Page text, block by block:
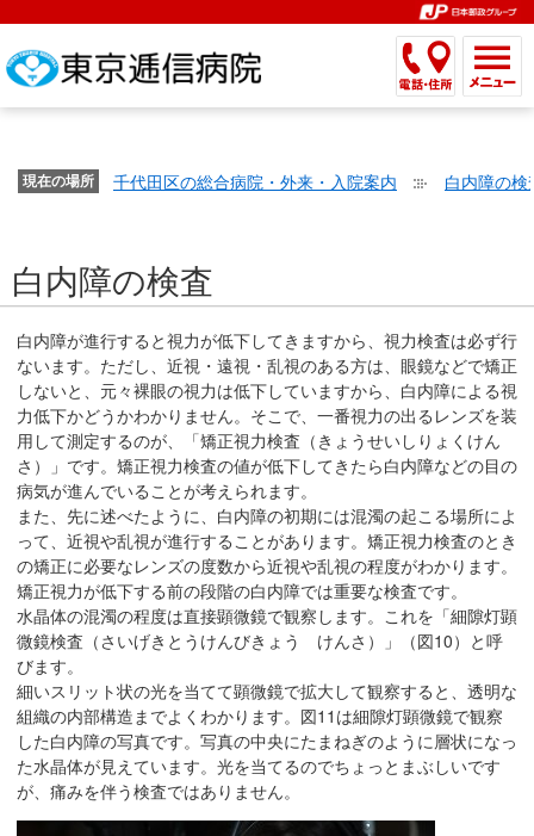
が
で
す。
ー
ジ
内
メ
ー
ヘ
ッ
ダ
ー
メ
ニ
ュ
ー
へ
移
動
し
ま
す
共
通
メ
ニ
ュ
こ
き
さ
定
す。
こ
大
き
設
で
す。
こ
メ
ニ
ー
す。
こ
ま
ッ
メ
ニ
ュ
ー
す。
こ
か
イ
検
索
で
す。
こ
こ
ま
イ
検
索
で
す。
こ
こ
か
通
ュ
ー
で
す。
こ
こ
ま
共
通
ュ
ー
で
す。
現在の場所 千代田区の総合病院・外来・入院案内 白内障の検
こ
か
ら
本
で
す。
白内障の検査
白内障が進行すると視力が低下してきますから、視力検査は必ず行
ないます。ただし、近視・遠視・乱視のある方は、眼鏡などで矯正
しないと、元々裸眼の視力は低下していますから、白内障による視
力低下かどうかわかりません。そこで、一番視力の出るレンズを装
用して測定するのが、「矯正視力検査（きょうせいしりょくけん
さ）」です。矯正視力検査の値が低下してきたら白内障などの目の
病気が進んでいることが考えられます。
また、先に述べたように、白内障の初期には混濁の起こる場所によ
って、近視や乱視が進行することがあります。矯正視力検査のとき
の矯正に必要なレンズの度数から近視や乱視の程度がわかります。
矯正視力が低下する前の段階の白内障では重要な検査です。
水晶体の混濁の程度は直接顕微鏡で観察します。これを「細隙灯顕
微鏡検査（さいげきとうけんびきょう けんさ）」（図10）と呼
びます。
細いスリット状の光を当てて顕微鏡で拡大して観察すると、透明な
組織の内部構造までよくわかります。図11は細隙灯顕微鏡で観察
した白内障の写真です。写真の中央にたまねぎのように層状になっ
た水晶体が見えています。光を当てるのでちょっとまぶしいです
が、痛みを伴う検査ではありません。